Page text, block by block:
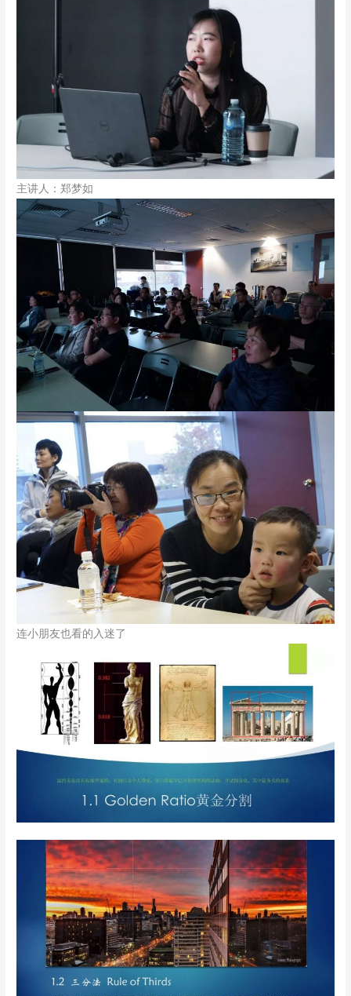
主讲人：郑梦如
连小朋友也看的入迷了